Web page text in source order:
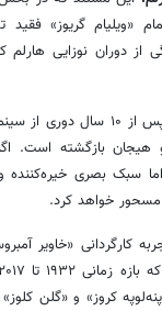
«ویلیام گریوز»
دوران نوزایی هارلم
پس از ۱۰ سال دوری
هیجان بازگشته است.
سبک بصری خیره‌کننده
مسحور خواهد کرد.
کارگردانی «خاویر
کروز» و «گلن کلوز»